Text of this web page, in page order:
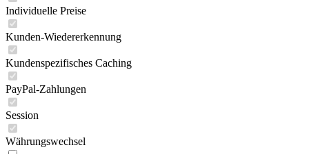
Individuelle Preise
Kunden-Wiedererkennung
Kundenspezifisches Caching
PayPal-Zahlungen
Session
Währungswechsel